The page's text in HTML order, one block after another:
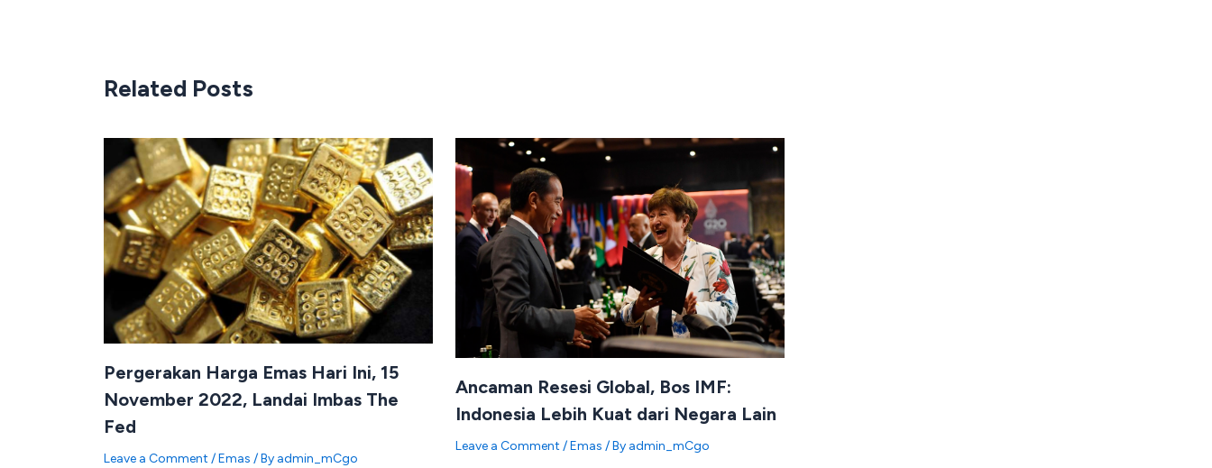
Related Posts
Pergerakan Harga Emas Hari Ini, 15
November 2022, Landai Imbas The
Fed
Leave a Comment /Emas / By admin_mCgo
Ancaman Resesi Global, Bos IMF:
Indonesia Lebih Kuat dari Negara Lain
Leave a Comment /Emas / By admin_mCgo